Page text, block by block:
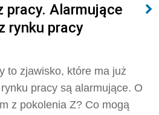
pracy. Alarmujące
rynku pracy
to zjawisko, które ma już
pracy są alarmujące. O
z pokolenia Z? Co mogą